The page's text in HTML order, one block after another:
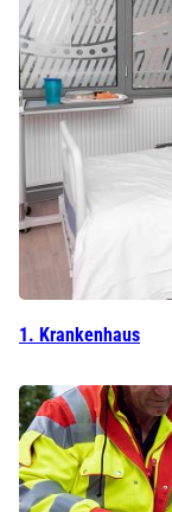
1. Krankenhaus